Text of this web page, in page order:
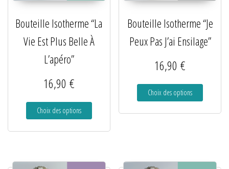
Bouteille Isotherme “La
Vie Est Plus Belle À
L’apéro”
16,90 €
Choix des options
Bouteille Isotherme “Je
Peux Pas J’ai Ensilage”
16,90€
Choix des options